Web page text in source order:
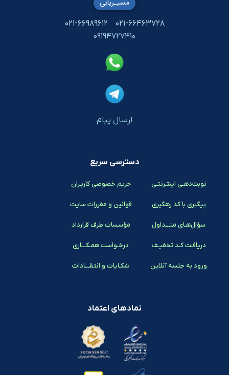
۰۲۱-۶۶۴۶۳۷۲۸
۰۲۱-۶۶۹۸۹۶۱۲
۰۹۱۹۴۷۲۷۴۱۰
ارسال پیام
مسیـریابی
دسترسی سریع
نوبت‌دهـی اینتـرنتـی
پیگیری با کد رهگیری
سؤال‌هـای متـــداول
دریافـت کـد تخفیـف
ورود به جلسه آنلاین
حریم خصوصی کاربـران
قوانین و مقررات سایت
مؤسسات طرف قرارداد
درخـواست همـکـــاری
شکـایات و انتقـــادات
نمادهای اعتماد